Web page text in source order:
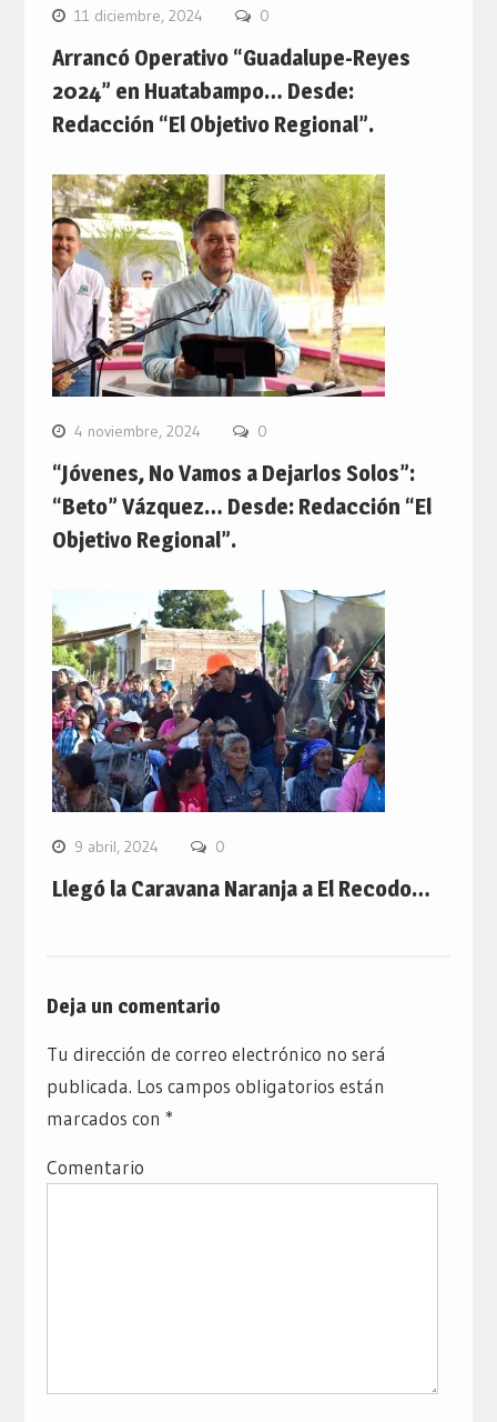
11 diciembre, 2024 0
Arrancó Operativo “Guadalupe-Reyes
2024” en Huatabampo… Desde:
Redacción “El Objetivo Regional”.
4 noviembre, 2024 0
“Jóvenes, No Vamos a Dejarlos Solos”:
“Beto” Vázquez… Desde: Redacción “El
Objetivo Regional”.
9 abril, 2024 0
Llegó la Caravana Naranja a El Recodo…
Deja un comentario
Tu dirección de correo electrónico no será
publicada. Los campos obligatorios están
marcados con *
Comentario